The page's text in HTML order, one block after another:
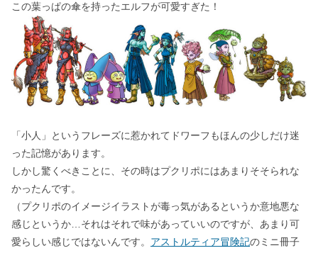
この葉っぱの傘を持ったエルフが可愛すぎた！
「小人」というフレーズに惹かれてドワーフもほんの少しだけ迷
った記憶があります。
しかし驚くべきことに、その時はプクリポにはあまりそそられな
かったんです。
（プクリポのイメージイラストが毒っ気があるというか意地悪な
感じというか…それはそれで味があっていいのですが、あまり可
愛らしい感じではないんです。 アストルティア冒険記のミニ冊子